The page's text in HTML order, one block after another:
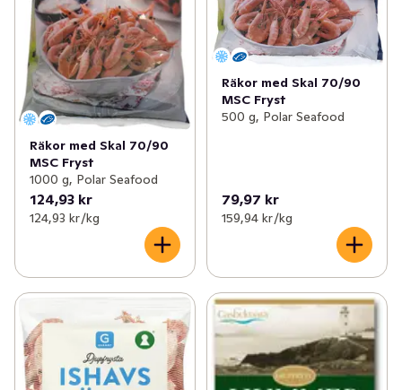
Räkor med Skal 70/90
MSC Fryst
1000 g, Polar Seafood
124,93 kr
124,93 kr /kg
Räkor med Skal 70/90
MSC Fryst
500 g, Polar Seafood
79,97 kr
159,94 kr /kg